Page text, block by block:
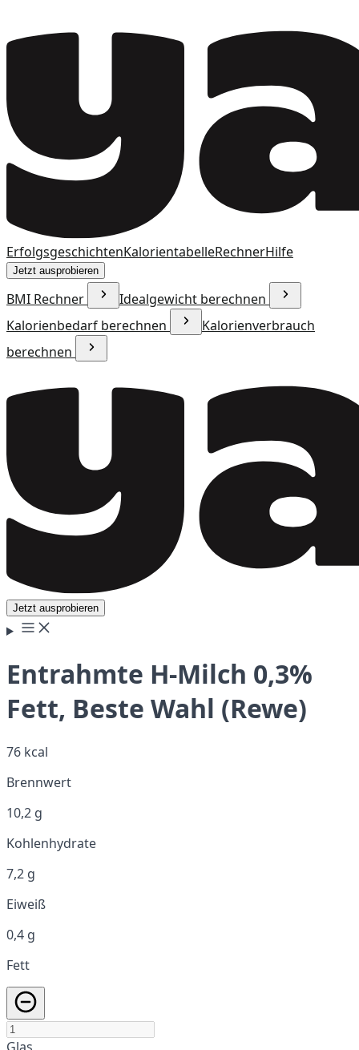
ErfolgsgeschichtenKalorientabelleRechnerHilfe
Jetzt ausprobieren
BMI Rechner
Idealgewicht berechnen
Kalorienbedarf berechnen
Kalorienverbrauch
berechnen
Jetzt ausprobieren
Entrahmte H-Milch 0,3%
Fett, Beste Wahl (Rewe)
76 kcal
Brennwert
10,2 g
Kohlenhydrate
7,2 g
Eiweiß
0,4 g
Fett